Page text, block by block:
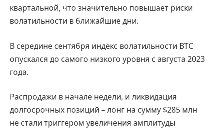
квартальной, что значительно повышает риски
волатильности в ближайшие дни.
В середине сентября индекс волатильности BTC
опускался до самого низкого уровня с августа 2023
года.
Распродажи в начале недели, и ликвидация
долгосрочных позиций – лонг на сумму $285 млн
не стали триггером увеличения амплитуды